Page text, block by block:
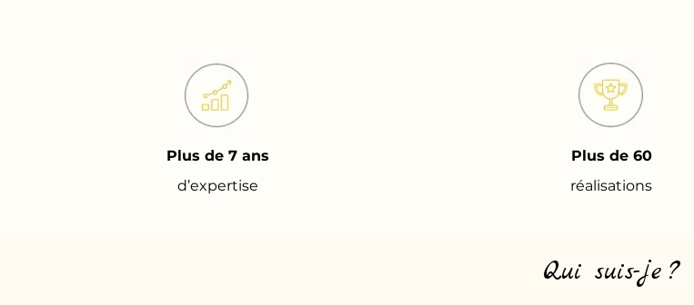
Plus de 7 ans
d’expertise
Plus de 60
réalisations
Qui suis-je ?